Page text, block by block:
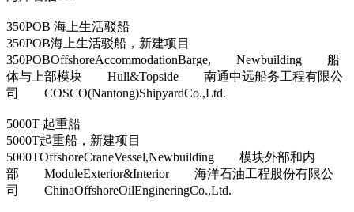
350POB 海上生活驳船
350POB海上生活驳船，新建项目
350POBOffshoreAccommodationBarge, Newbuilding 船
体与上部模块 Hull&Topside 南通中远船务工程有限公
司 COSCO(Nantong)ShipyardCo.,Ltd.
5000T 起重船
5000T起重船，新建项目
5000TOffshoreCraneVessel,Newbuilding 模块外部和内
部 ModuleExterior&Interior 海洋石油工程股份有限公
司 ChinaOffshoreOilEngineringCo.,Ltd.